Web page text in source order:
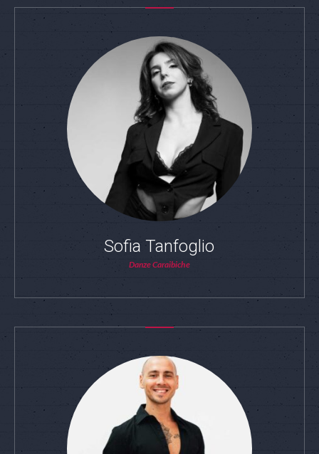
Sofia Tanfoglio
Danze Caraibiche